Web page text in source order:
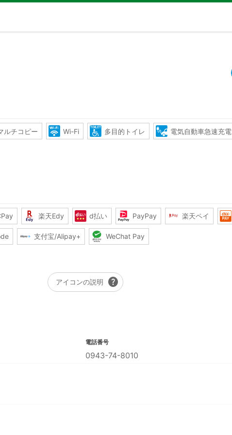
ルチコピー Wi-Fi 多目的トイレ 電気自動車急速充電
楽天Edy d払い PayPay 楽天ペイ
支付宝/Alipay+ WeChat Pay
アイコンの説明 help
電話番号
0943-74-8010